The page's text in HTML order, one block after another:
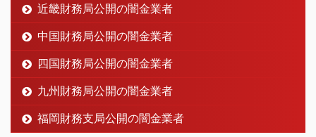
近畿財務局公開の闇金業者
中国財務局公開の闇金業者
四国財務局公開の闇金業者
九州財務局公開の闇金業者
福岡財務支局公開の闇金業者